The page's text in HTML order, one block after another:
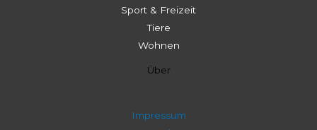
Sport & Freizeit
Tiere
Wohnen
Über
Impressum